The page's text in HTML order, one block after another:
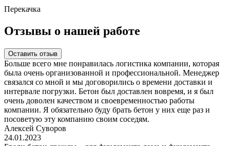
Перекачка
Отзывы о нашей работе
Оставить отзыв
Больше всего мне понравилась логистика компании, которая
была очень организованной и профессиональной. Менеджер
связался со мной и мы договорились о времени доставки и
интервале погрузки. Бетон был доставлен вовремя, и я был
очень доволен качеством и своевременностью работы
компании. Я обязательно буду брать бетон у них еще раз и
посоветую эту компанию своим соседям.
Алексей Суворов
24.01.2023